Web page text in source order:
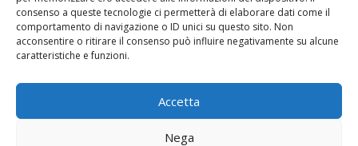
consenso a queste tecnologie ci permetterà di elaborare dati come il
comportamento di navigazione o ID unici su questo sito. Non
acconsentire o ritirare il consenso può influire negativamente su alcune
caratteristiche e funzioni.
Accetta
Nega